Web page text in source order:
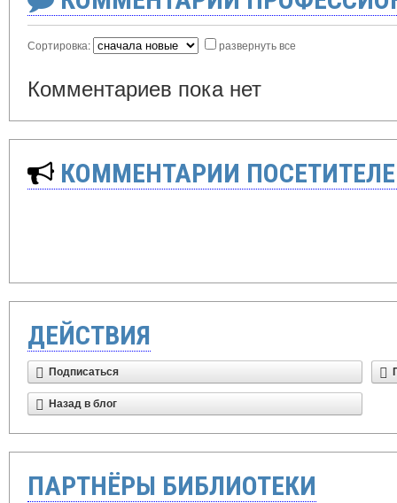
Сортировка: развернуть все
Комментариев пока нет
КОММЕНТАРИИ
ДЕЙСТВИЯ
Подписаться
Назад в блог
ПАРТНЁРЫ БИБЛИОТЕКИ